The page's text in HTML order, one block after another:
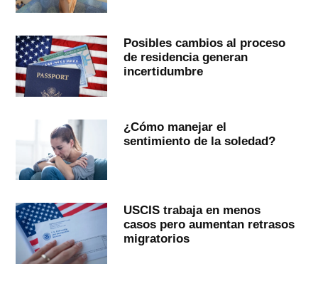
Posibles cambios al proceso
de residencia generan
incertidumbre
¿Cómo manejar el
sentimiento de la soledad?
USCIS trabaja en menos
casos pero aumentan retrasos
migratorios